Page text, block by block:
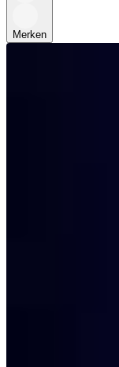
Merken